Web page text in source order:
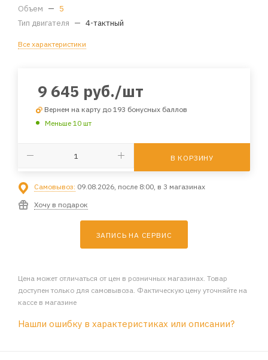
Объем — 5
Тип двигателя — 4-тактный
Все характеристики
9 645 руб./шт
Вернем на карту до 193 бонусных баллов
Меньше 10 шт
В КОРЗИНУ
Самовывоз: 09.08.2026, после 8:00, в 3 магазинах
Хочу в подарок
ЗАПИСЬ НА СЕРВИС
Цена может отличаться от цен в розничных магазинах. Товар
доступен только для самовывоза. Фактическую цену уточняйте на
кассе в магазине
Нашли ошибку в характеристиках или описании?